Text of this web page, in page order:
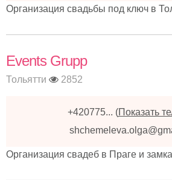
Организация свадьбы под ключ в
Events Grupp
Тольятти 2852
+420775... (Показать
Организация свадеб в Праге и